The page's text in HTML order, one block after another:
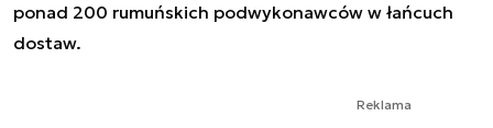
ponad 200 rumuńskich podwykonawców w łańcuch
dostaw.
Reklama